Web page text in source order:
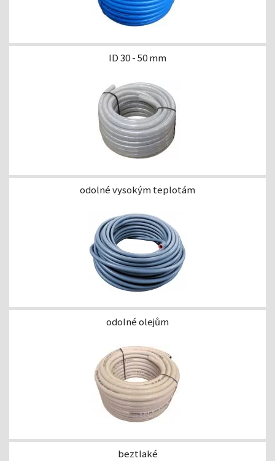
ID 30 - 50 mm
odolné vysokým teplotám
odolné olejům
beztlaké